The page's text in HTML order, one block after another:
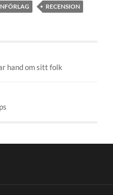
RECENSION
hand om sitt folk